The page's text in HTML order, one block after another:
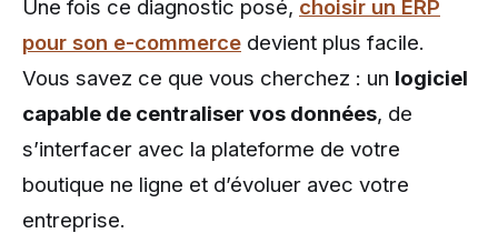
Une fois ce diagnostic posé, choisir un ERP
pour son e-commerce devient plus facile.
Vous savez ce que vous cherchez : un logiciel
capable de centraliser vos données, de
s’interfacer avec la plateforme de votre
boutique ne ligne et d’évoluer avec votre
entreprise.